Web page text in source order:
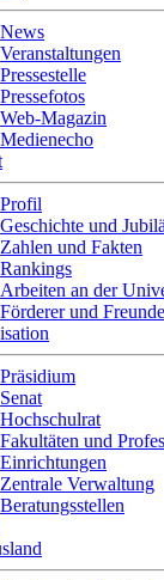
News
Veranstaltungen
Pressestelle
Pressefotos
Web-Magazin
Medienecho
Profil
Geschichte und
Zahlen und Fakten
Rankings
Arbeiten an der
Förderer und Freunde
Präsidium
Senat
Hochschulrat
Fakultäten und
Einrichtungen
Zentrale Verwaltung
Beratungsstellen